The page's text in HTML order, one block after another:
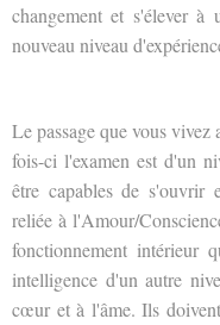
changement et s'élever à
nouveau niveau
Le passage que vous vivez
fois-ci l'examen est d'un
être capables de s'ouvrir
reliée à l'Amour/
fonctionnement intérieur
intelligence d'un autre
cœur et à l'âme. Ils